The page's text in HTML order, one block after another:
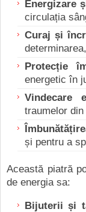
Energizare
circulația
Curaj și
Protecție
energetic în
Vindecare
traumelor
și pentru a
Această piatră
de energia sa:
Bijuterii și